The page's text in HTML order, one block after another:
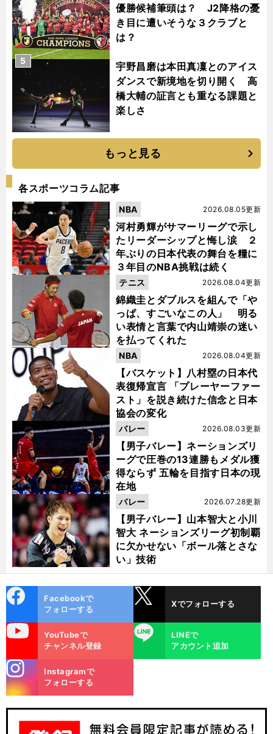
優勝候補筆頭は？ J2降格の憂
き目に遭いそうな３クラブと
は？
宇野昌磨は本田真凜とのアイス
ダンスで新境地を切り開く 高
橋大輔の証言とも重なる課題と
楽しさ
5
もっと見る
各スポーツコラム記事
河村勇輝がサマーリーグで示し
たリーダーシップと悔し涙 ２
年ぶりの日本代表の舞台を糧に
３年目のNBA挑戦は続く
2026.08.05更新
NBA
錦織圭とダブルスを組んで「や
っぱ、すごいなこの人」 明る
い表情と言葉で内山靖崇の迷い
を払ってくれた
2026.08.04更新
テニス
【バスケット】八村塁の日本代
表復帰宣言 「プレーヤーファー
スト」を説き続けた信念と日本
協会の変化
2026.08.04更新
NBA
【男子バレー】ネーションズリ
ーグで圧巻の13連勝もメダル獲
得ならず 五輪を目指す日本の現
在地
2026.08.03更新
バレー
【男子バレー】山本智大と小川
智大 ネーションズリーグ初制覇
に欠かせない「ボール落とさな
い」技術
2026.07.28更新
バレー
ok
Facebookで
フォローする
Xでフォローする
YouTubeで
チャンネル登録
LINE
LINEで
アカウント追加
m
Instagramで
フォローする